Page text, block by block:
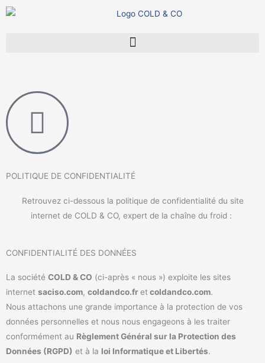
Aller
POLITIQUE DE CONFIDENTIALITÉ
Retrouvez ci-dessous la politique de confidentialité du site
internet de COLD & CO, expert de la chaîne du froid :
CONFIDENTIALITÉ DES DONNÉES
La société COLD & CO (ci-après « nous ») exploite les sites
internet saciso.com, coldandco.fret coldandco.com.
Nous attachons une grande importance à la protection de vos
données personnelles et nous nous engageons à les traiter
conformément au Règlement Général sur la Protection des
Données (RGPD) et à la loi Informatique et Libertés.